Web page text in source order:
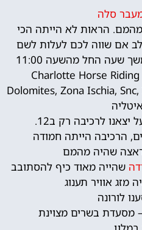
סלה
הראות לא הייתה הכי
אם שווה לכם לעלות לשם
שעה החל מהשעה 11:00
Charlotte Horse
Dolomites, Zona Ischia,
הרכיבה הייתה חמודה
שהיה מהמם
שהייה מאוד כיף להסתובב
מזג אוויר תענוג
לורונה
מסעדת בשרים מצוינת